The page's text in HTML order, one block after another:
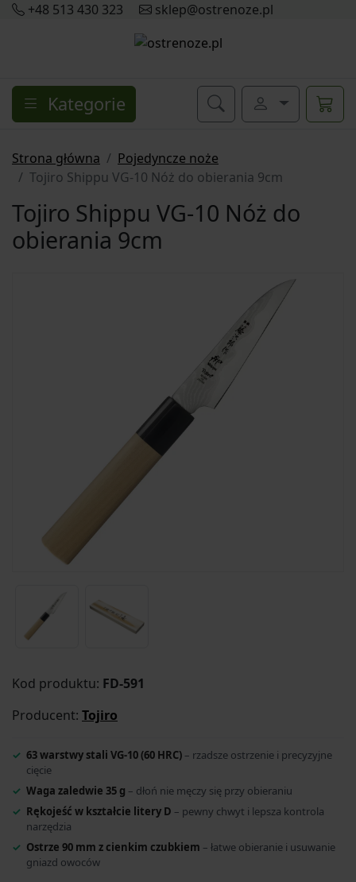
+48 513 430 323 sklep@ostrenoze.pl
Kategorie
Strona główna
Pojedyncze noże
Tojiro Shippu VG-10 Nóż do obierania 9cm
Tojiro Shippu VG-10 Nóż do
obierania 9cm
Kod produktu: FD-591
Producent: Tojiro
63 warstwy stali VG-10 (60 HRC) – rzadsze ostrzenie i precyzyjne
cięcie
Waga zaledwie 35 g – dłoń nie męczy się przy obieraniu
Rękojeść w kształcie litery D – pewny chwyt i lepsza kontrola
narzędzia
Ostrze 90 mm z cienkim czubkiem – łatwe obieranie i usuwanie
gniazd owoców